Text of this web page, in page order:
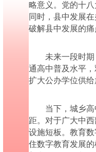
略意义。党的十
同时，县中发展
破解县中发展的痛
未来一段时期，
通高中普及水平
扩大公办学位供
当下，城乡高中
距。对于广大中
设施短板。教育
住数字教育发展